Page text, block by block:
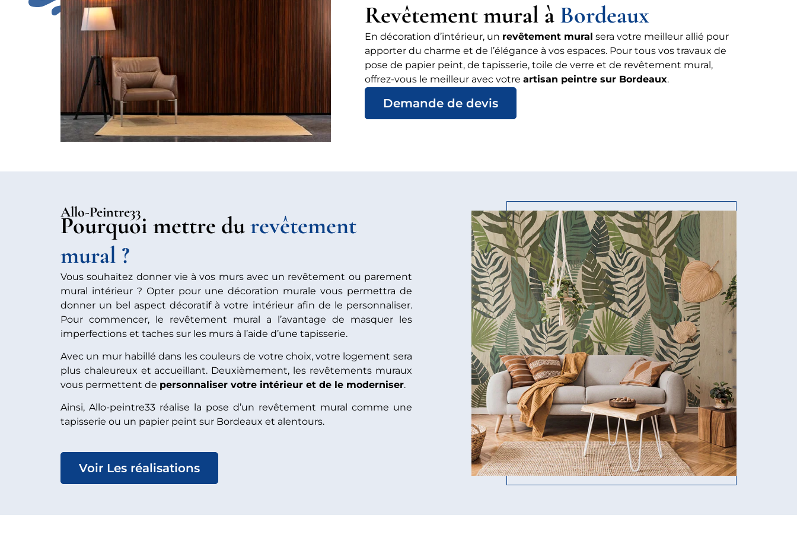
Revêtement mural à Bordeaux
En décoration d’intérieur, un revêtement mural sera votre meilleur allié pour
apporter du charme et de l’élégance à vos espaces. Pour tous vos travaux de
pose de papier peint, de tapisserie, toile de verre et de revêtement mural,
offrez-vous le meilleur avec votre artisan peintre sur Bordeaux.
Demande de devis
Allo-Peintre33
Pourquoi mettre durevêtement
mural ?
Vous souhaitez donner vie à vos murs avec un revêtement ou parement
mural intérieur ? Opter pour une décoration murale vous permettra de
donner un bel aspect décoratif à votre intérieur afin de le personnaliser.
Pour commencer, le revêtement mural a l’avantage de masquer les
imperfections et taches sur les murs à l’aide d’une tapisserie.
Avec un mur habillé dans les couleurs de votre choix, votre logement sera
plus chaleureux et accueillant. Deuxièmement, les revêtements muraux
vous permettent de personnaliser votre intérieur et de le moderniser.
Ainsi, Allo-peintre33 réalise la pose d’un revêtement mural comme une
tapisserie ou un papier peint sur Bordeaux et alentours.
Voir Les réalisations